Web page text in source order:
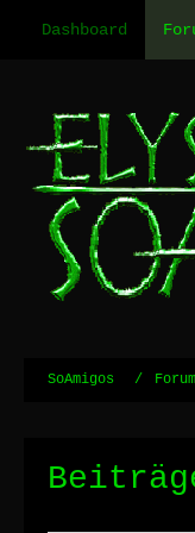
Dashboard
SoAmigos Forum